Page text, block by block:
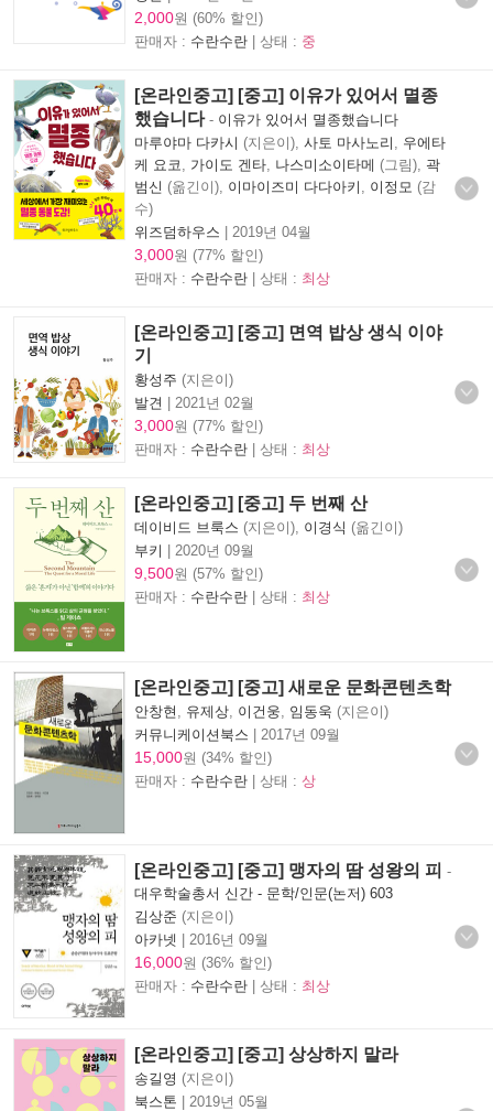
2,000원 (60% 할인)
판매자 : 수란수란 | 상태 : 중
[온라인중고] [중고] 이유가 있어서 멸종
했습니다- 이유가 있어서 멸종했습니다
마루야마 다카시 (지은이), 사토 마사노리
우에타
케 요코
가이도 겐타 나스미소이타메 (그림), 곽
범신 (옮긴이), 이마이즈미 다다아키 이정모 (감
수)
위즈덤하우스 | 2019년 04월
3,000원 (77% 할인)
판매자 : 수란수란 | 상태 : 최상
[온라인중고] [중고] 면역 밥상 생식 이야
기
황성주 (지은이)
발견 | 2021년 02월
3,000원 (77% 할인)
판매자 : 수란수란 | 상태 : 최상
[온라인중고] [중고] 두 번째 산
데이비드 브룩스 (지은이), 이경식 (옮긴이)
부키 | 2020년 09월
9,500원 (57% 할인)
판매자 : 수란수란 | 상태 : 최상
[온라인중고] [중고] 새로운 문화콘텐츠학
안창현 유제상 이건웅 임동욱 (지은이)
커뮤니케이션북스 | 2017년 09월
15,000원 (34% 할인)
판매자 : 수란수란 | 상태 : 상
[온라인중고] [중고] 맹자의 땀 성왕의 피 -
대우학술총서 신간 - 문학/인문(논저) 603
김상준 (지은이)
아카넷 | 2016년 09월
16,000원 (36% 할인)
판매자 : 수란수란 | 상태 : 최상
[온라인중고] [중고] 상상하지 말라
송길영 (지은이)
북스톤 | 2019년 05월